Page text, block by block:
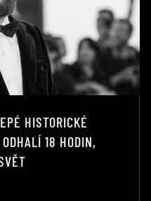
HISTORICKÉ
18 HODIN,